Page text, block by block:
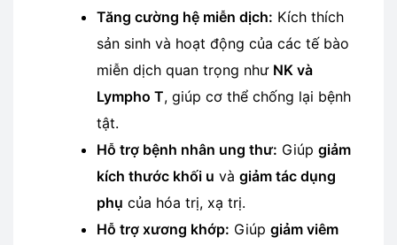
Tăng cường hệ miễn dịch: Kích thích
sản sinh và hoạt động của các tế bào
miễn dịch quan trọng như NK và
Lympho T, giúp cơ thể chống lại bệnh
tật.
Hỗ trợ bệnh nhân ung thư: Giúp giảm
kích thước khối u và giảm tác dụng
phụ của hóa trị, xạ trị.
Hỗ trợ xương khớp: Giúp giảm viêm